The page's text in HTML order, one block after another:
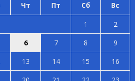
Чт Пт Сб Вс
1
2
6 7 8
9
13 14 15
16